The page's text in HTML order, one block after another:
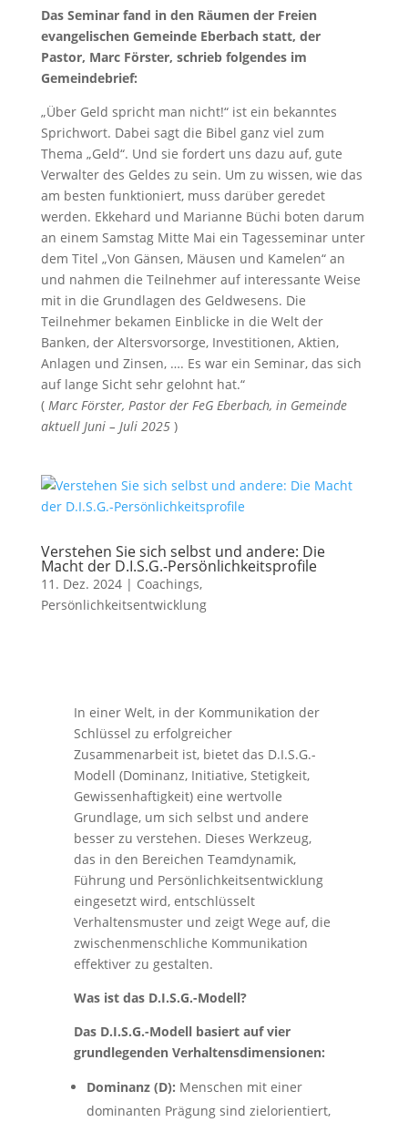
Das Seminar fand in den Räumen der Freien
evangelischen Gemeinde Eberbach statt, der
Pastor, Marc Förster, schrieb folgendes im
Gemeindebrief:
„Über Geld spricht man nicht!“ ist ein bekanntes
Sprichwort. Dabei sagt die Bibel ganz viel zum
Thema „Geld“. Und sie fordert uns dazu auf, gute
Verwalter des Geldes zu sein. Um zu wissen, wie das
am besten funktioniert, muss darüber geredet
werden. Ekkehard und Marianne Büchi boten darum
an einem Samstag Mitte Mai ein Tagesseminar unter
dem Titel „Von Gänsen, Mäusen und Kamelen“ an
und nahmen die Teilnehmer auf interessante Weise
mit in die Grundlagen des Geldwesens. Die
Teilnehmer bekamen Einblicke in die Welt der
Banken, der Altersvorsorge, Investitionen, Aktien,
Anlagen und Zinsen, …. Es war ein Seminar, das sich
auf lange Sicht sehr gelohnt hat.“
( Marc Förster, Pastor der FeG Eberbach, in Gemeinde
aktuell Juni – Juli 2025)
Verstehen Sie sich selbst und andere: Die
Macht der D.I.S.G.-Persönlichkeitsprofile
11. Dez. 2024| Coachings,
Persönlichkeitsentwicklung
In einer Welt, in der Kommunikation der
Schlüssel zu erfolgreicher
Zusammenarbeit ist, bietet das D.I.S.G.-
Modell (Dominanz, Initiative, Stetigkeit,
Gewissenhaftigkeit) eine wertvolle
Grundlage, um sich selbst und andere
besser zu verstehen. Dieses Werkzeug,
das in den Bereichen Teamdynamik,
Führung und Persönlichkeitsentwicklung
eingesetzt wird, entschlüsselt
Verhaltensmuster und zeigt Wege auf, die
zwischenmenschliche Kommunikation
effektiver zu gestalten.
Was ist das D.I.S.G.-Modell?
Das D.I.S.G.-Modell basiert auf vier
grundlegenden Verhaltensdimensionen:
Dominanz (D): Menschen mit einer
dominanten Prägung sind zielorientiert,